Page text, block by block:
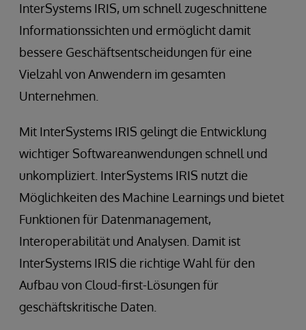
InterSystems IRIS, um schnell zugeschnittene
Informationssichten und ermöglicht damit
bessere Geschäftsentscheidungen für eine
Vielzahl von Anwendern im gesamten
Unternehmen.
Mit InterSystems IRIS gelingt die Entwicklung
wichtiger Softwareanwendungen schnell und
unkompliziert. InterSystems IRIS nutzt die
Möglichkeiten des Machine Learnings und bietet
Funktionen für Datenmanagement,
Interoperabilität und Analysen. Damit ist
InterSystems IRIS die richtige Wahl für den
Aufbau von Cloud-first-Lösungen für
geschäftskritische Daten.